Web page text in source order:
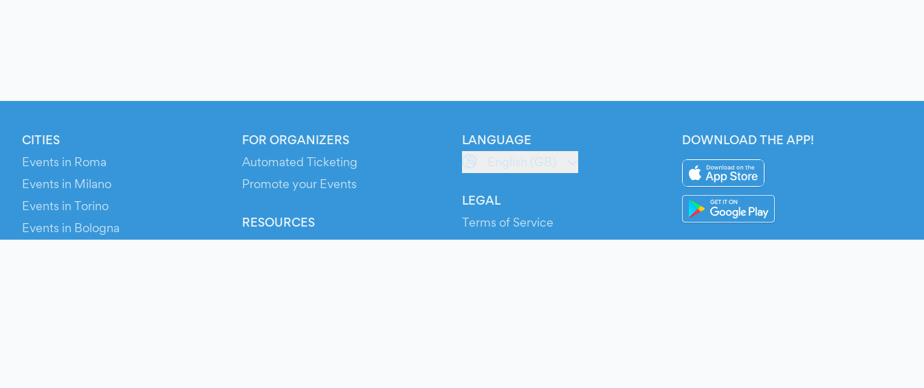
CITIES
Events in Roma
Events in Milano
Events in Torino
Events in Bologna
FOR ORGANIZERS
Automated Ticketing
Promote your Events
RESOURCES
Your Tickets
LANGUAGE
English (GB)
LEGAL
Terms of Service
Privacy Policy
DOWNLOAD THE APP!